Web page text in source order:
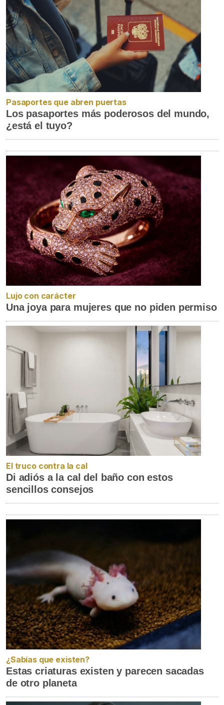
Pasaportes que abren puertas
Los pasaportes más poderosos del mundo,
¿está el tuyo?
Lujo con carácter
Una joya para mujeres que no piden permiso
El truco contra la cal
Di adiós a la cal del baño con estos
sencillos consejos
¿Sabías que existen?
Estas criaturas existen y parecen sacadas
de otro planeta